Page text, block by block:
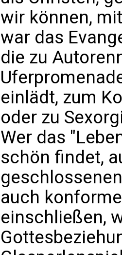
wir können,
war das
die zu
einlädt, zum
oder zu
Wer das
schön findet,
auch
einschließen,